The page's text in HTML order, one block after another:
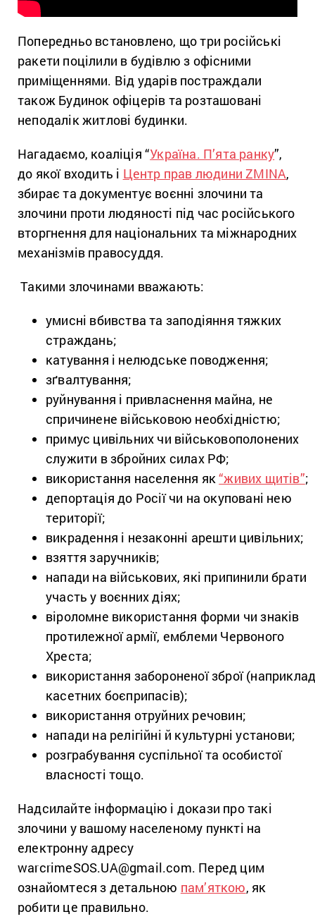
Попередньо встановлено, що три російські
ракети поцілили в будівлю з офісними
приміщеннями. Від ударів постраждали
також Будинок офіцерів та розташовані
неподалік житлові будинки.
Нагадаємо, коаліція “Україна. П’ята ранку”,
до якої входить і Центр прав людини ZMINA,
збирає та документує воєнні злочини та
злочини проти людяності під час російського
вторгнення для національних та міжнародних
механізмів правосуддя.
Такими злочинами вважають:
умисні вбивства та заподіяння тяжких
страждань;
катування і нелюдське поводження;
зґвалтування;
руйнування і привласнення майна, не
спричинене військовою необхідністю;
примус цивільних чи військовополонених
служити в збройних силах РФ;
використання населення як“живих щитів”;
депортація до Росії чи на окуповані нею
території;
викрадення і незаконні арешти цивільних;
взяття заручників;
напади на військових, які припинили брати
участь у воєнних діях;
віроломне використання форми чи знаків
протилежної армії, емблеми Червоного
Хреста;
використання забороненої зброї
касетних боєприпасів);
використання отруйних речовин;
напади на релігійні й культурні установи;
розграбування суспільної та особистої
власності тощо.
Надсилайте інформацію і докази про такі
злочини у вашому населеному пункті на
електронну адресу
warcrimeSOS.UA@gmail.com. Перед цим
ознайомтеся з детальною пам’яткою, як
робити це правильно.